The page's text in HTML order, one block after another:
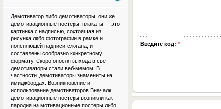
Введите код: *
Демотиватор либо демотиваторы, они же
демотивационные постеры, плакаты — это
картинка с надписью, состоящая из
рисунка либо фотографии в рамке и
поясняющей надписи-слогана, и
составлены сообразно конкретному
формату. Скоро опосля выхода в свет
демотиваторы стали веб-мемом. В
частности, демотиваторы знамениты на
имиджбордах. Возникновение и
использование демотиваторов Вначале
демотивационные постеры возникли как
пародия на мотивационные постеры либо